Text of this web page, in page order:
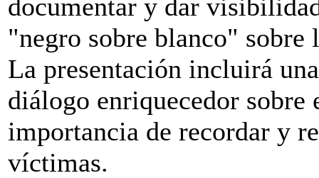
documentar y dar
"negro sobre blanco" sobre
La presentación incluirá
diálogo enriquecedor
importancia de recordar y
víctimas.